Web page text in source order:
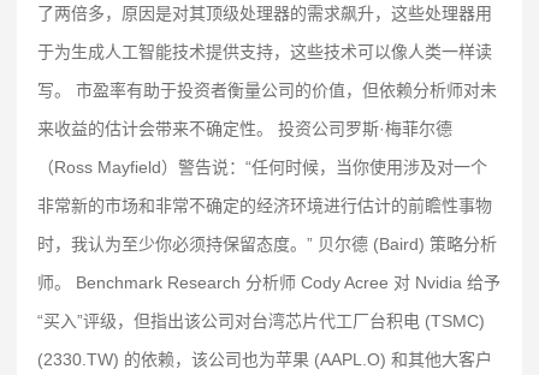
了两倍多，原因是对其顶级处理器的需求飙升，这些处理器用
于为生成人工智能技术提供支持，这些技术可以像人类一样读
写。 市盈率有助于投资者衡量公司的价值，但依赖分析师对未
来收益的估计会带来不确定性。 投资公司罗斯·梅菲尔德
（Ross Mayfield）警告说：“任何时候，当你使用涉及对一个
非常新的市场和非常不确定的经济环境进行估计的前瞻性事物
时，我认为至少你必须持保留态度。” 贝尔德 (Baird) 策略分析
师。 Benchmark Research 分析师 Cody Acree 对 Nvidia 给予
“买入”评级，但指出该公司对台湾芯片代工厂台积电 (TSMC)
(2330.TW) 的依赖，该公司也为苹果 (AAPL.O) 和其他大客户